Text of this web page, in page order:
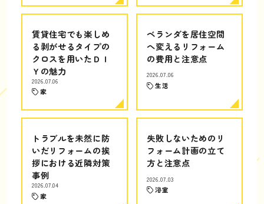
賃貸住宅でも楽しめ
る剥がせるタイプの
クロスを用いたＤＩ
Ｙの魅力
2026.07.06
家
ベランダを居住空間
へ変えるリフォーム
の費用と注意点
2026.07.06
生活
トラブルを未然に防
いだリフォームの挨
拶における近隣対策
事例
2026.07.04
家
失敗しないためのリ
フォーム計画の立て
方と注意点
2026.07.03
浴室